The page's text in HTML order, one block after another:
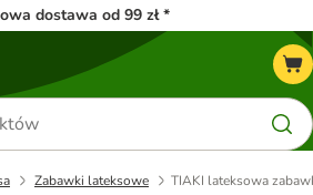
dostawa od 99 zł *
Zabawki lateksowe TIAKI lateksowa